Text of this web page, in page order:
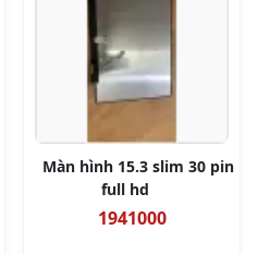
Màn hình 15.3 slim 30 pin
full hd
1941000